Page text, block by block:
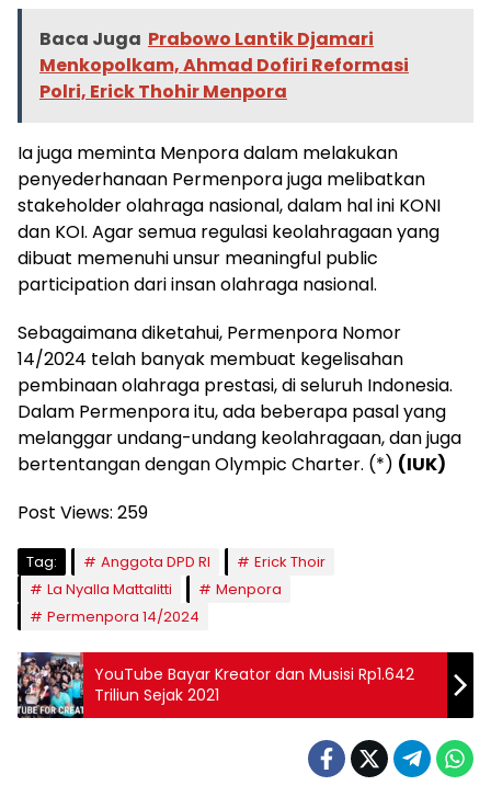
Baca Juga Prabowo Lantik Djamari
Menkopolkam, Ahmad Dofiri Reformasi
Polri, Erick Thohir Menpora
Ia juga meminta Menpora dalam melakukan
penyederhanaan Permenpora juga melibatkan
stakeholder olahraga nasional, dalam hal ini KONI
dan KOI. Agar semua regulasi keolahragaan yang
dibuat memenuhi unsur meaningful public
participation dari insan olahraga nasional.
Sebagaimana diketahui, Permenpora Nomor
14/2024 telah banyak membuat kegelisahan
pembinaan olahraga prestasi, di seluruh Indonesia.
Dalam Permenpora itu, ada beberapa pasal yang
melanggar undang-undang keolahragaan, dan juga
bertentangan dengan Olympic Charter. (*) (IUK)
Post Views: 259
Tag: Anggota DPD RI
Erick Thoir
La Nyalla Mattalitti
Menpora
Permenpora 14/2024
YouTube Bayar Kreator dan Musisi Rp1.642
Triliun Sejak 2021